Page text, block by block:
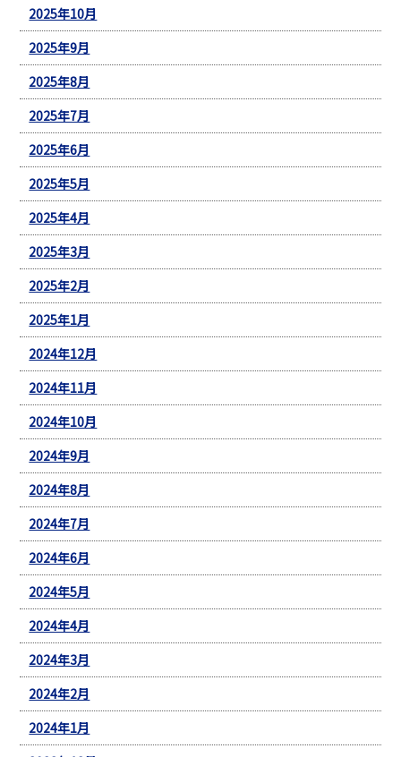
2025年10月
2025年9月
2025年8月
2025年7月
2025年6月
2025年5月
2025年4月
2025年3月
2025年2月
2025年1月
2024年12月
2024年11月
2024年10月
2024年9月
2024年8月
2024年7月
2024年6月
2024年5月
2024年4月
2024年3月
2024年2月
2024年1月